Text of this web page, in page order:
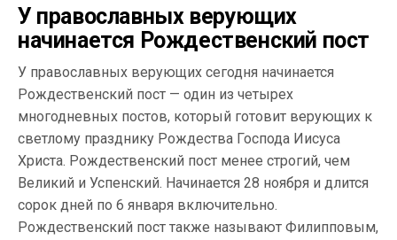
У православных верующих
начинается Рождественский пост
У православных верующих сегодня начинается
Рождественский пост — один из четырех
многодневных постов, который готовит верующих к
светлому празднику Рождества Господа Иисуса
Христа. Рождественский пост менее строгий, чем
Великий и Успенский. Начинается 28 ноября и длится
сорок дней по 6 января включительно.
Рождественский пост также называют Филипповым,